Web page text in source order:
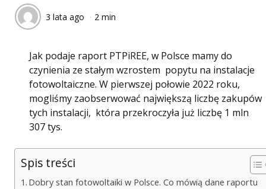
3 lata ago 2 min
Jak podaje raport PTPiREE, w Polsce mamy do
czynienia ze stałym wzrostem popytu na instalacje
fotowoltaiczne. W pierwszej połowie 2022 roku,
mogliśmy zaobserwować największą liczbę zakupów
tych instalacji, która przekroczyła już liczbę 1 mln
307 tys.
Spis treści
Dobry stan fotowoltaiki w Polsce. Co mówią dane raportu